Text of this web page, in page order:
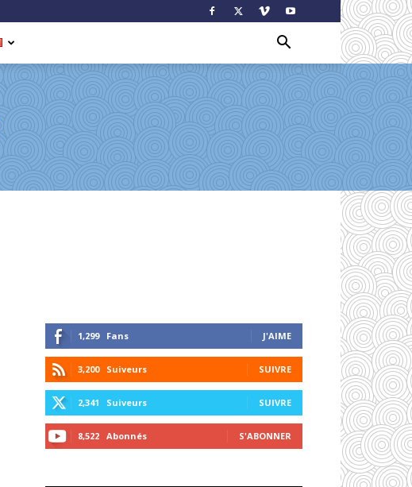
1,299 Fans J'AIME
3,200 Suiveurs SUIVRE
2,341 Suiveurs SUIVRE
8,522 Abonnés S'ABONNER